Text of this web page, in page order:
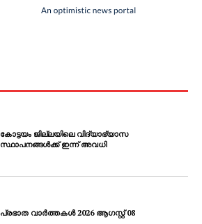
കോട്ടയം ജില്ലയിലെ വിദ്യാഭ്യാസ
സ്ഥാപനങ്ങൾക്ക് ഇന്ന് അവധി
പ്രഭാത വാർത്തകൾ 2026 ആഗസ്റ്റ് 08